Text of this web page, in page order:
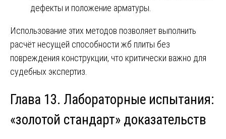
дефекты и положение арматуры.
Использование этих методов позволяет выполнить
расчёт несущей способности жб плиты без
повреждения конструкции, что критически важно для
судебных экспертиз.
Глава 13. Лабораторные испытания:
«золотой стандарт» доказательств